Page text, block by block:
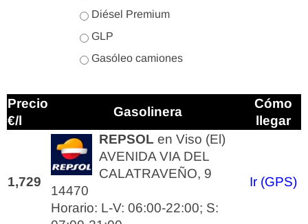
Diésel Premium
GLP
Gasóleo camiones
Precio
€/l
Gasolinera
Cómo
llegar
1,729
REPSOL en Viso (El)
AVENIDA VIA DEL
CALATRAVEÑO, 9
14470
Horario: L-V: 06:00-22:00; S:
Ir (GPS)